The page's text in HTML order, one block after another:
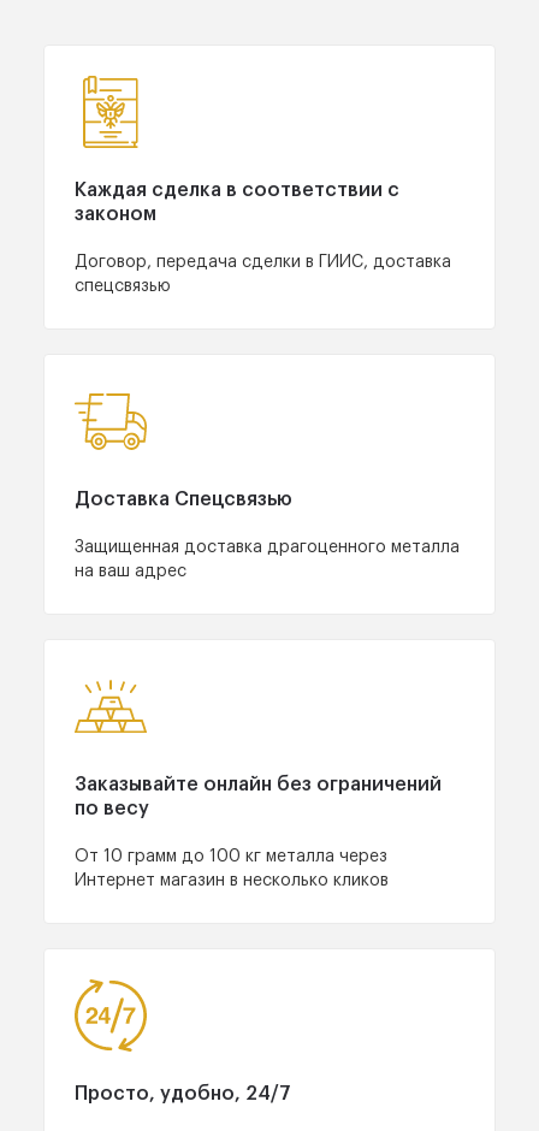
Каждая сделка в соответствии с
законом
Договор, передача сделки в ГИИС, доставка
спецсвязью
Доставка Спецсвязью
Защищенная доставка драгоценного металла
на ваш адрес
Заказывайте онлайн без ограничений
по весу
От 10 грамм до 100 кг металла через
Интернет магазин в несколько кликов
Просто, удобно, 24/7